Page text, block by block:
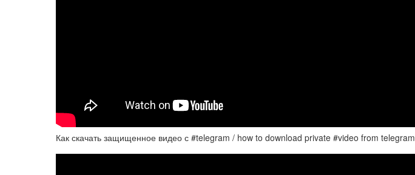
Как скачать защищенное видео с #telegram / how to download private #video from telegram